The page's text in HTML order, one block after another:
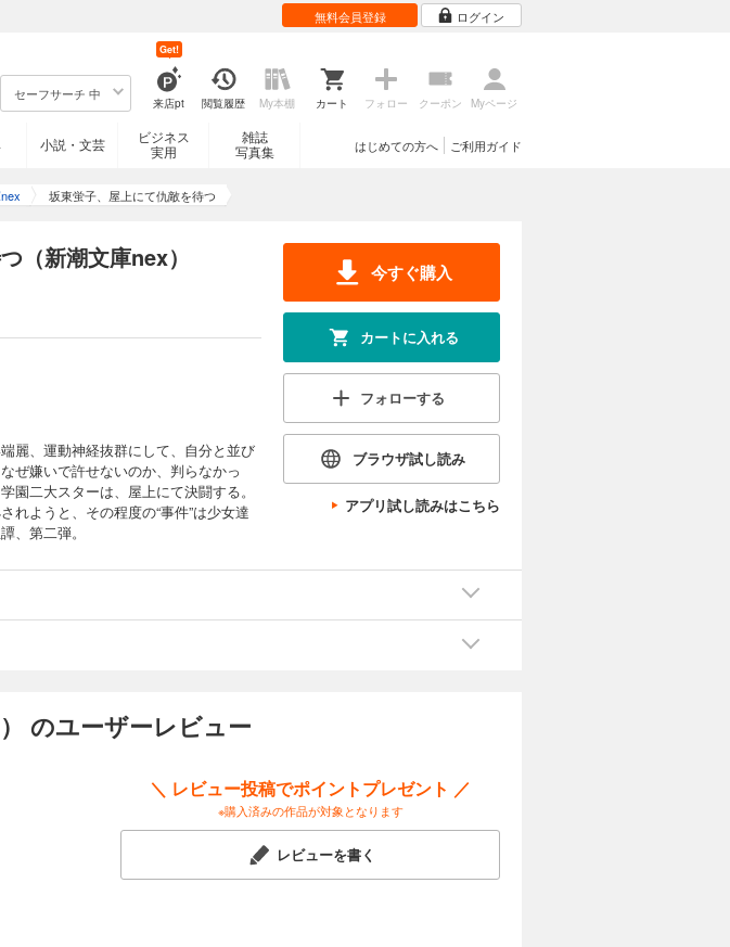
無料会員登録 ログイン
セーフサーチ 中
来店pt
Get!
閲覧履歴 My本棚 カート フォロー クーポン Myページ
小説・文芸
ビジネス
実用
雑誌
写真集
ご利用ガイド
はじめての方へ
坂東蛍子、屋上にて仇敵を待つ
（新潮文庫nex）
麗、運動神経抜群にして、自分と並び
ぜ嫌いで許せないのか、判らなかっ
園二大スターは、屋上にて決闘する。
れようと、その程度の“事件”は少女達
、第二弾。
今すぐ購入
カートに入れる
フォローする
ブラウザ試し読み
アプリ試し読みはこちら
のユーザーレビュー
＼ レビュー投稿でポイントプレゼント ／
※購入済みの作品が対象となります
レビューを書く